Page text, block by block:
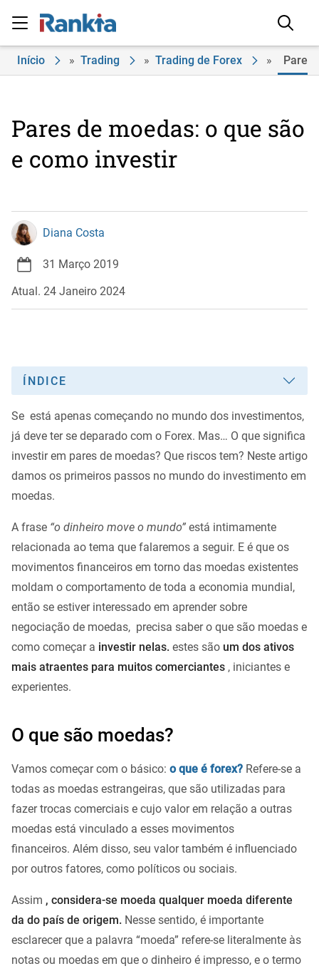
Início » Trading » Trading de Forex » Pares
Pares de moedas: o que são
e como investir
Diana Costa
31 Março 2019
Atual. 24 Janeiro 2024
ÍNDICE
Se está apenas começando no mundo dos investimentos,
já deve ter se deparado com o Forex. Mas… O que significa
investir em pares de moedas? Que riscos tem? Neste artigo
damos os primeiros passos no mundo do investimento em
moedas.
A frase “o dinheiro move o mundo” está intimamente
relacionada ao tema que falaremos a seguir. E é que os
movimentos financeiros em torno das moedas existentes
moldam o comportamento de toda a economia mundial,
então se estiver interessado em aprender sobre
negociação de moedas, precisa saber o que são moedas e
como começar a investir nelas. estes são um dos ativos
mais atraentes para muitos comerciantes , iniciantes e
experientes.
O que são moedas?
Vamos começar com o básico: o que é forex? Refere-se a
todas as moedas estrangeiras, que são utilizadas para
fazer trocas comerciais e cujo valor em relação a outras
moedas está vinculado a esses movimentos
financeiros. Além disso, seu valor também é influenciado
por outros fatores, como políticos ou sociais.
Assim , considera-se moeda qualquer moeda diferente
da do país de origem. Nesse sentido, é importante
esclarecer que a palavra “moeda” refere-se literalmente às
notas ou moedas em que o dinheiro é impresso, e o termo